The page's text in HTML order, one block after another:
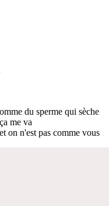
du sperme qui sèche
me va
on n'est pas comme vous